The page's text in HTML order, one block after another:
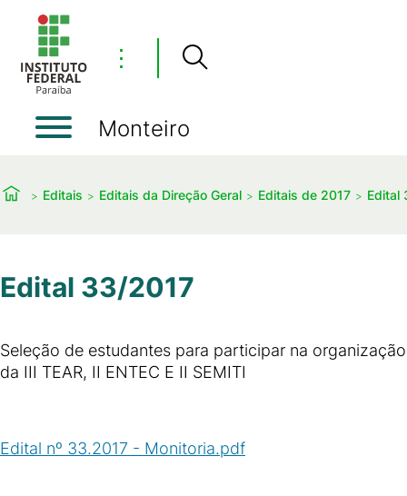
⋮
Monteiro
Editais Editais da Direção Geral Editais de 2017 Edital
Edital 33/2017
Seleção de estudantes para participar na organização
da III TEAR, II ENTEC E II SEMITI
Edital nº 33.2017 - Monitoria.pdf